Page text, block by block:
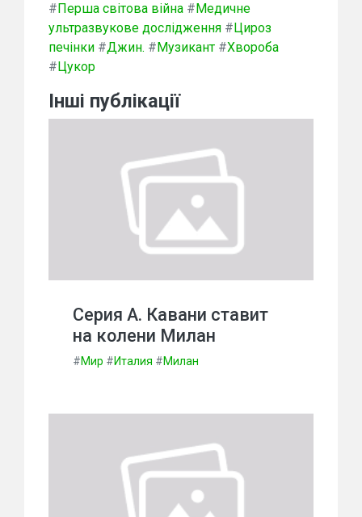
#Перша світова війна #Медичне
ультразвукове дослідження #Цироз
печінки #Джин. #Музикант #Хвороба
#Цукор
Інші публікації
Серия А. Кавани ставит
на колени Милан
#Мир #Италия #Милан